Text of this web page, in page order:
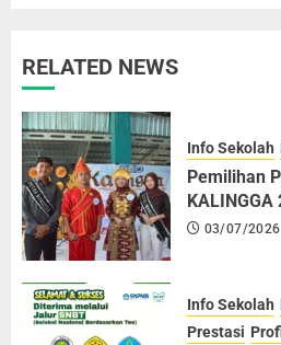
RELATED NEWS
Info Sekolah
Pemilihan
KALINGGA
03/07/2026
Info Sekolah
Prestasi